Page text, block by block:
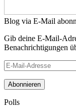
Blog via E-Mail
Gib deine E-Mail-
Benachrichtigungen
E-
Mail-
Adresse
Polls